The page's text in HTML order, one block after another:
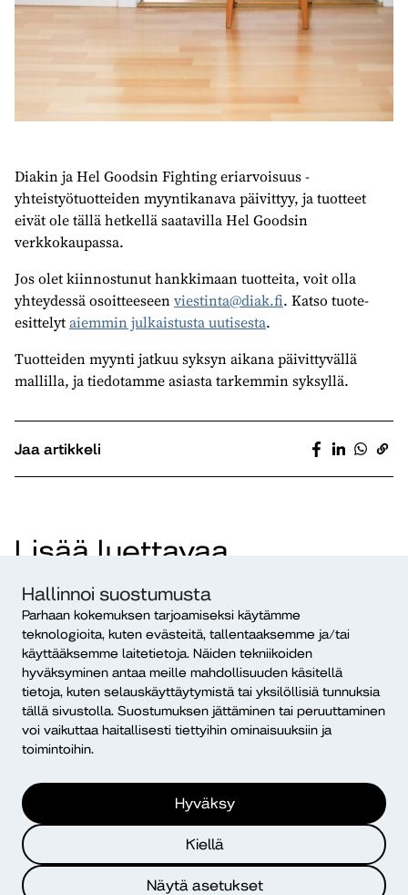
Hallinnoi suostumusta
Parhaan kokemuksen tarjoamiseksi käytämme
teknologioita, kuten evästeitä, tallentaaksemme ja/tai
käyttääksemme laitetietoja. Näiden tekniikoiden
hyväksyminen antaa meille mahdollisuuden käsitellä
tietoja, kuten selauskäyttäytymistä tai yksilöllisiä tunnuksia
tällä sivustolla. Suostumuksen jättäminen tai peruuttaminen
voi vaikuttaa haitallisesti tiettyihin ominaisuuksiin ja
toimintoihin.
Hyväksy
Kiellä
Näytä asetukset
Diakin ja Hel Goodsin Fighting eriarvoisuus -
yhteistyötuotteiden myyntikanava päivittyy, ja tuotteet
eivät ole tällä hetkellä saatavilla Hel Goodsin
verkkokaupassa.
Jos olet kiinnostunut hankkimaan tuotteita, voit olla
yhteydessä osoitteeseenviestinta@diak.fi. Katso tuote-
esittelytaiemmin julkaistusta uutisesta.
Tuotteiden myynti jatkuu syksyn aikana päivittyvällä
mallilla, ja tiedotamme asiasta tarkemmin syksyllä.
Jaa artikkeli
Lisää luettavaa
Kirjaston
uutiset